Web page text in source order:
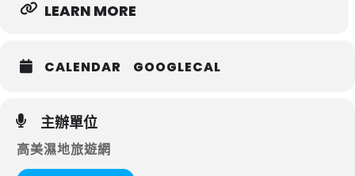
LEARN MORE
CALENDAR GOOGLECAL
主辦單位
高美濕地旅遊網